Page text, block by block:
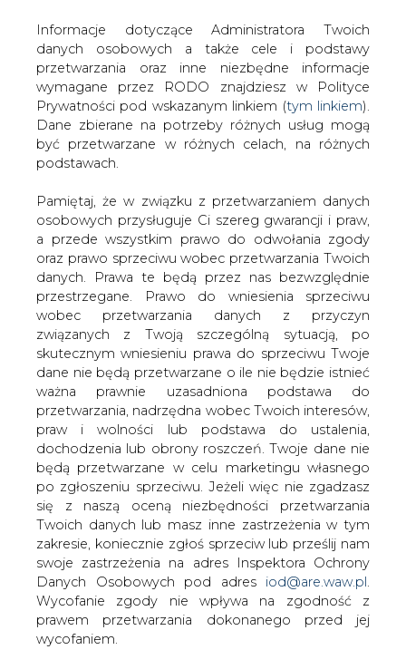
Informacje dotyczące Administratora Twoich
danych osobowych a także cele i podstawy
przetwarzania oraz inne niezbędne informacje
wymagane przez RODO znajdziesz w Polityce
Prywatności pod wskazanym linkiem (tym linkiem).
Dane zbierane na potrzeby różnych usług mogą
być przetwarzane w różnych celach, na różnych
podstawach.
Pamiętaj, że w związku z przetwarzaniem danych
osobowych przysługuje Ci szereg gwarancji i praw,
a przede wszystkim prawo do odwołania zgody
oraz prawo sprzeciwu wobec przetwarzania Twoich
danych. Prawa te będą przez nas bezwzględnie
przestrzegane. Prawo do wniesienia sprzeciwu
wobec przetwarzania danych z przyczyn
związanych z Twoją szczególną sytuacją, po
skutecznym wniesieniu prawa do sprzeciwu Twoje
dane nie będą przetwarzane o ile nie będzie istnieć
ważna prawnie uzasadniona podstawa do
przetwarzania, nadrzędna wobec Twoich interesów,
praw i wolności lub podstawa do ustalenia,
dochodzenia lub obrony roszczeń. Twoje dane nie
będą przetwarzane w celu marketingu własnego
po zgłoszeniu sprzeciwu. Jeżeli więc nie zgadzasz
się z naszą oceną niezbędności przetwarzania
Twoich danych lub masz inne zastrzeżenia w tym
zakresie, koniecznie zgłoś sprzeciw lub prześlij nam
swoje zastrzeżenia na adres Inspektora Ochrony
Danych Osobowych pod adres iod@are.waw.pl
Wycofanie zgody nie wpływa na zgodność z
prawem przetwarzania dokonanego przed jej
wycofaniem.
drukuj
skomentuj
udostępnij
Mazowieckie: termomodernizacja
Za ponad 7,8 mln zł, z czego ponad 6,1
mln zł to wsparcie unijne, zrealizowano
inwestycje pozwalające na obniżenie
zużycia energii i jej kosztów w sześciu
obiektach użyteczności publicznej w
diecezji płockiej, w tym w dawnym
opactwie, a obecnie sanktuarium św.
Antoniego w Ratowie.
Program termomodernizacji, który polegał m.in. na
montażu instalacji fotowoltaicznych, obejmował także
Bibliotekę Wyższego Seminarium Duchownego, dwa
budynki Domu Księży Emerytów w Płocku oraz siedziby
Centrum Rozwoju Rodziny w Ciechanowie i Ratowie.
"Te projekty wpisują się nie tylko w strategię naszego
województwa, ale również w strategię europejską.
Znalazły one dofinansowanie ze środków Unii